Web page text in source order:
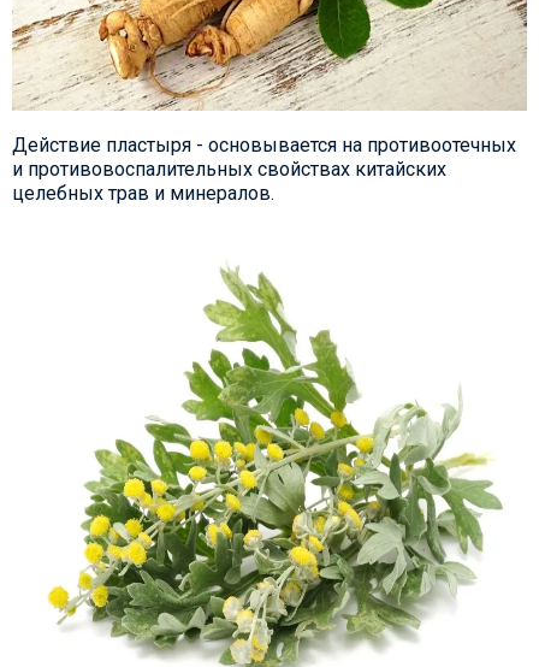
Действие пластыря - основывается на противоотечных
и противовоспалительных свойствах китайских
целебных трав и минералов.